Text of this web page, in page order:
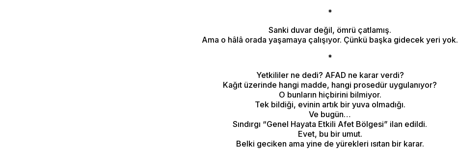
*
Sanki duvar değil, ömrü çatlamış.
Ama o hâlâ orada yaşamaya çalışıyor. Çünkü başka gidecek yeri yok.
*
Yetkililer ne dedi? AFAD ne karar verdi?
Kağıt üzerinde hangi madde, hangi prosedür uygulanıyor?
O bunların hiçbirini bilmiyor.
Tek bildiği, evinin artık bir yuva olmadığı.
Ve bugün…
Sındırgı “Genel Hayata Etkili Afet Bölgesi” ilan edildi.
Evet, bu bir umut.
Belki geciken ama yine de yürekleri ısıtan bir karar.